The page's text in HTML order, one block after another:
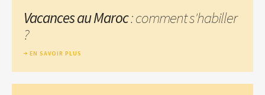
Vacances au Maroc: comment s'habiller
?
EN SAVOIR PLUS